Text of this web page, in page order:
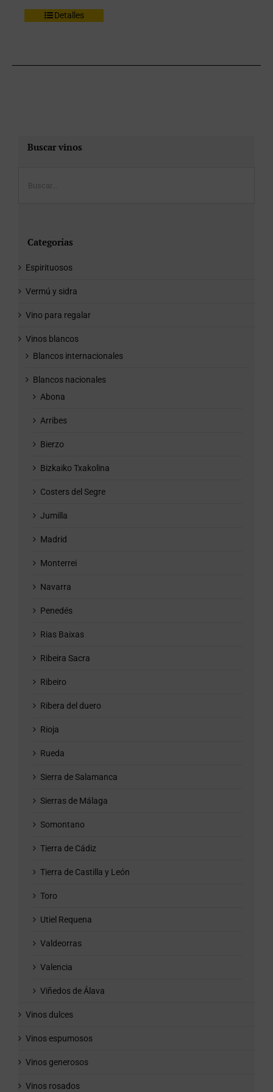
Detalles
Buscar vinos
Categorías
Espirituosos
Vermú y sidra
Vino para regalar
Vinos blancos
Blancos internacionales
Blancos nacionales
Abona
Arribes
Bierzo
Bizkaiko Txakolina
Costers del Segre
Jumilla
Madrid
Monterrei
Navarra
Penedés
Rias Baixas
Ribeira Sacra
Ribeiro
Ribera del duero
Rioja
Rueda
Sierra de Salamanca
Sierras de Málaga
Somontano
Tierra de Cádiz
Tierra de Castilla y León
Toro
Utiel Requena
Valdeorras
Valencia
Viñedos de Álava
Vinos dulces
Vinos espumosos
Vinos generosos
Vinos rosados